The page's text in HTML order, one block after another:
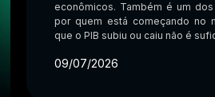
econômicos. Também é um
por quem está começando no
que o PIB subiu ou caiu não é
09/07/2026